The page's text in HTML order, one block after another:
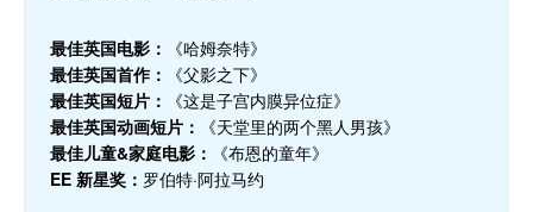
最佳英国电影：
《哈姆奈特》
最佳英国首作：
《父影之下》
最佳英国短片：
《这是子宫内膜异位症》
最佳英国动画短片：
《天堂里的两个黑人男孩》
最佳儿童&家庭电影：
《布恩的童年》
EE 新星奖： 罗伯特·阿拉马约